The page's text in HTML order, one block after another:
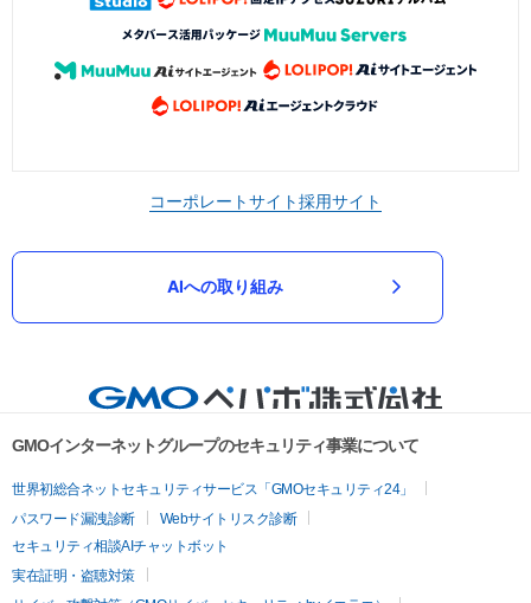
コーポレートサイト採用サイト
AIへの取り組み
GMOインターネットグループのセキュリティ事業について
世界初総合ネットセキュリティサービス「GMOセキュリティ24」
パスワード漏洩診断
Webサイトリスク診断
セキュリティ相談AIチャットボット
実在証明・盗聴対策